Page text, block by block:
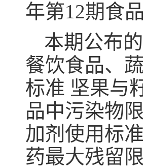
年第12期食
本期公布
餐饮食品、
标准 坚果与
品中污染物
加剂使用标
药最大残留